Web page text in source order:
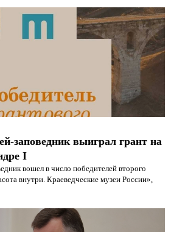
заповедник выиграл грант на
I
вошел в число победителей второго
внутри. Краеведческие музеи России»,